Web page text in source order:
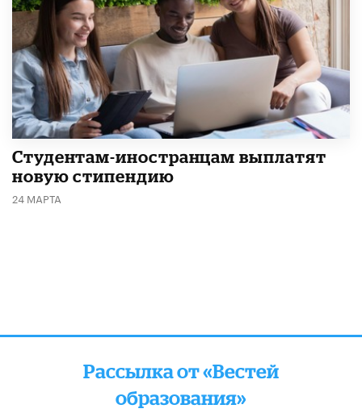
Студентам-иностранцам выплатят
новую стипендию
24 МАРТА
Рассылка от «Вестей
образования»